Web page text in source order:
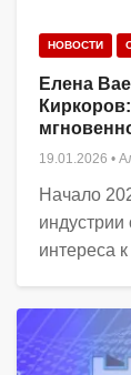
НОВОСТИ
Елена
19.01.2026 •
Начало
интереса